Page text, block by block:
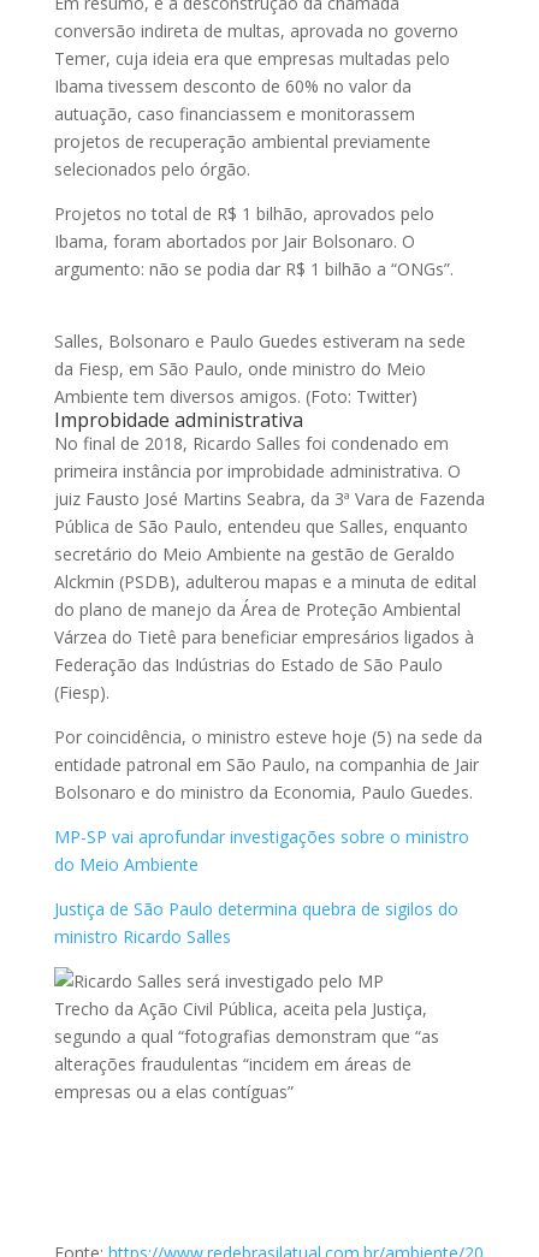
conversão indireta de multas, aprovada no governo
Temer, cuja ideia era que empresas multadas pelo
Ibama tivessem desconto de 60% no valor da
autuação, caso financiassem e monitorassem
projetos de recuperação ambiental previamente
selecionados pelo órgão.
Projetos no total de R$ 1 bilhão, aprovados pelo
Ibama, foram abortados por Jair Bolsonaro. O
argumento: não se podia dar R$ 1 bilhão a “ONGs”.
Salles, Bolsonaro e Paulo Guedes estiveram na sede
da Fiesp, em São Paulo, onde ministro do Meio
Ambiente tem diversos amigos. (Foto: Twitter)
Improbidade administrativa
No final de 2018, Ricardo Salles foi condenado em
primeira instância por improbidade administrativa. O
juiz Fausto José Martins Seabra, da 3ª Vara de Fazenda
Pública de São Paulo, entendeu que Salles, enquanto
secretário do Meio Ambiente na gestão de Geraldo
Alckmin (PSDB), adulterou mapas e a minuta de edital
do plano de manejo da Área de Proteção Ambiental
Várzea do Tietê para beneficiar empresários ligados à
Federação das Indústrias do Estado de São Paulo
(Fiesp).
Por coincidência, o ministro esteve hoje (5) na sede da
entidade patronal em São Paulo, na companhia de Jair
Bolsonaro e do ministro da Economia, Paulo Guedes.
MP-SP vai aprofundar investigações sobre o ministro
do Meio Ambiente
Justiça de São Paulo determina quebra de sigilos do
ministro Ricardo Salles
Trecho da Ação Civil Pública, aceita pela Justiça,
segundo a qual “fotografias demonstram que “as
alterações fraudulentas “incidem em áreas de
empresas ou a elas contíguas”